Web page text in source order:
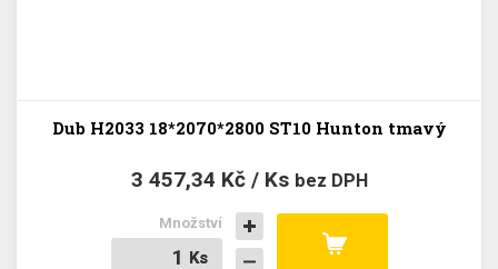
Dub H2033 18*2070*2800 ST10 Hunton tmavý
3 457,34 Kč / Ks bez DPH
Ks
Ks
Množství